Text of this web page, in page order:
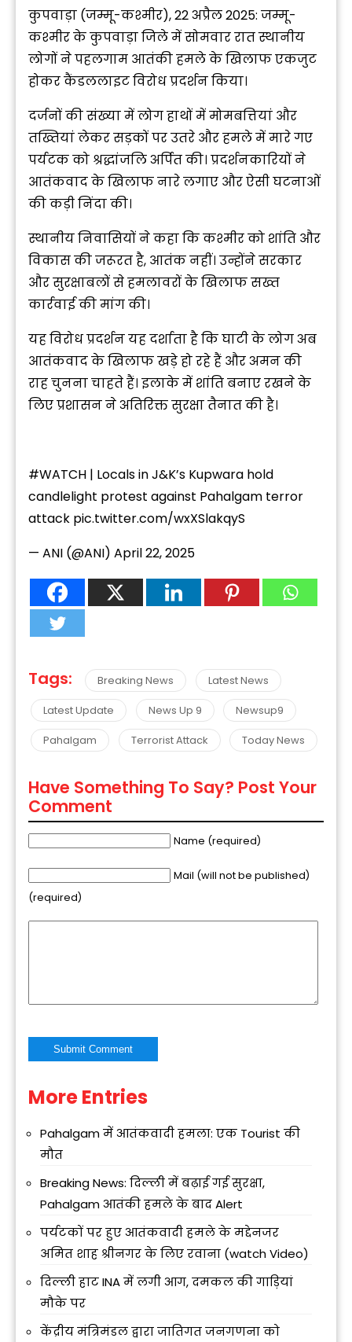
कुपवाड़ा (जम्मू-कश्मीर), 22 अप्रैल 2025: जम्मू-
कश्मीर के कुपवाड़ा जिले में सोमवार रात स्थानीय
लोगों ने पहलगाम आतंकी हमले के खिलाफ एकजुट
होकर कैंडललाइट विरोध प्रदर्शन किया।
दर्जनों की संख्या में लोग हाथों में मोमबत्तियां और
तख्तियां लेकर सड़कों पर उतरे और हमले में मारे गए
पर्यटक को श्रद्धांजलि अर्पित की। प्रदर्शनकारियों ने
आतंकवाद के खिलाफ नारे लगाए और ऐसी घटनाओं
की कड़ी निंदा की।
स्थानीय निवासियों ने कहा कि कश्मीर को शांति और
विकास की जरूरत है, आतंक नहीं। उन्होंने सरकार
और सुरक्षाबलों से हमलावरों के खिलाफ सख्त
कार्रवाई की मांग की।
यह विरोध प्रदर्शन यह दर्शाता है कि घाटी के लोग अब
आतंकवाद के खिलाफ खड़े हो रहे हैं और अमन की
राह चुनना चाहते हैं। इलाके में शांति बनाए रखने के
लिए प्रशासन ने अतिरिक्त सुरक्षा तैनात की है।
#WATCH | Locals in J&K’s Kupwara hold
candlelight protest against Pahalgam terror
attack pic.twitter.com/wxXSlakqyS
— ANI (@ANI) April 22, 2025
Tags: Breaking News
Latest News
Latest Update
News Up 9
Newsup9
Pahalgam
Terrorist Attack Today News
Have Something To Say? Post Your
Comment
Name (required)
Mail (will not be published)
(required)
Alternative:
More Entries
Pahalgam में आतंकवादी हमला: एक Tourist की
मौत
Breaking News: दिल्ली में बढ़ाई गई सुरक्षा,
Pahalgam आतंकी हमले के बाद Alert
पर्यटकों पर हुए आतंकवादी हमले के मद्देनजर
अमित शाह श्रीनगर के लिए रवाना (watch Video)
दिल्ली हाट INA में लगी आग, दमकल की गाड़ियां
मौके पर
केंद्रीय मंत्रिमंडल द्वारा जातिगत जनगणना को